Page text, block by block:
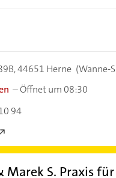
44651 Herne (Wanne-
–Öffnet um 08:30
94
Marek S. Praxis für